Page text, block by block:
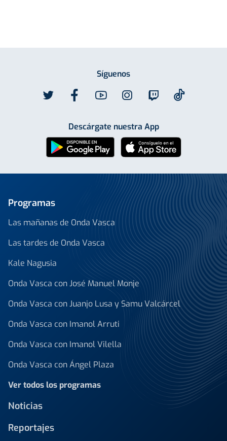
Síguenos
Descárgate nuestra App
Programas
Las mañanas de Onda Vasca
Las tardes de Onda Vasca
Kale Nagusia
Onda Vasca con José Manuel Monje
Onda Vasca con Juanjo Lusa y Samu Valcárcel
Onda Vasca con Imanol Arruti
Onda Vasca con Imanol Vilella
Onda Vasca con Ángel Plaza
Ver todos los programas
Noticias
Reportajes